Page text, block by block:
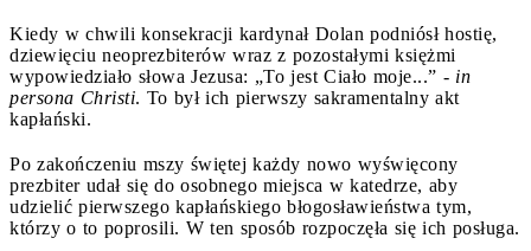
Kiedy w chwili konsekracji kardynał Dolan podniósł hostię,
dziewięciu neoprezbiterów wraz z pozostałymi księżmi
wypowiedziało słowa Jezusa: „To jest Ciało moje...” - in
persona Christi. To był ich pierwszy sakramentalny akt
kapłański.
Po zakończeniu mszy świętej każdy nowo wyświęcony
prezbiter udał się do osobnego miejsca w katedrze, aby
udzielić pierwszego kapłańskiego błogosławieństwa tym,
którzy o to poprosili. W ten sposób rozpoczęła się ich posługa.